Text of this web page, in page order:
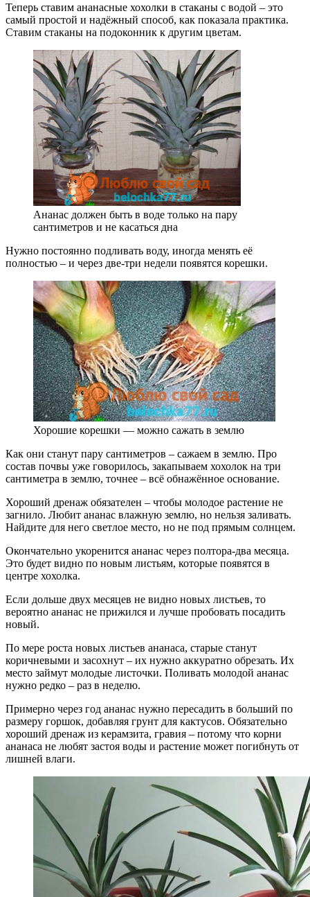
Теперь ставим ананасные хохолки в стаканы с водой – это
самый простой и надёжный способ, как показала практика.
Ставим стаканы на подоконник к другим цветам.
Ананас должен быть в воде только на пару
сантиметров и не касаться дна
Нужно постоянно подливать воду, иногда менять её
полностью – и через две-три недели появятся корешки.
Хорошие корешки — можно сажать в землю
Как они станут пару сантиметров – сажаем в землю. Про
состав почвы уже говорилось, закапываем хохолок на три
сантиметра в землю, точнее – всё обнажённое основание.
Хороший дренаж обязателен – чтобы молодое растение не
загнило. Любит ананас влажную землю, но нельзя заливать.
Найдите для него светлое место, но не под прямым солнцем.
Окончательно укоренится ананас через полтора-два месяца.
Это будет видно по новым листьям, которые появятся в
центре хохолка.
Если дольше двух месяцев не видно новых листьев, то
вероятно ананас не прижился и лучше пробовать посадить
новый.
По мере роста новых листьев ананаса, старые станут
коричневыми и засохнут – их нужно аккуратно обрезать. Их
место займут молодые листочки. Поливать молодой ананас
нужно редко – раз в неделю.
Примерно через год ананас нужно пересадить в больший по
размеру горшок, добавляя грунт для кактусов. Обязательно
хороший дренаж из керамзита, гравия – потому что корни
ананаса не любят застоя воды и растение может погибнуть от
лишней влаги.